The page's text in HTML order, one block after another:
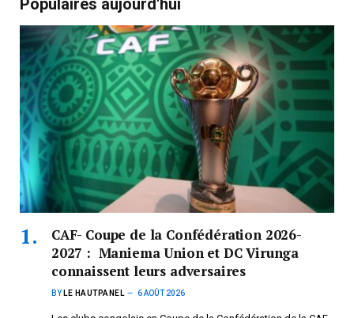
CAF- Coupe de la Confédération 2026-
2027 : Maniema Union et DC Virunga
connaissent leurs adversaires
BY LE HAUTPANEL 6 AOÛT 2026